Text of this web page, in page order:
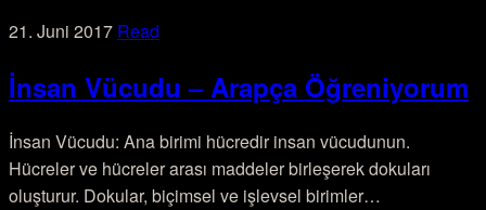
21. Juni 2017 Read
İnsan Vücudu – Arapça Öğreniyorum
İnsan Vücudu: Ana birimi hücredir insan vücudunun.
Hücreler ve hücreler arası maddeler birleşerek dokuları
oluşturur. Dokular, biçimsel ve işlevsel birimler…